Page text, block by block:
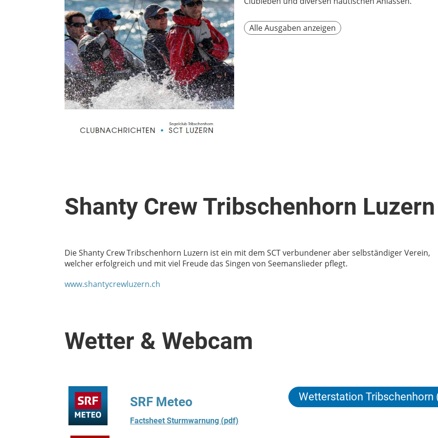
Alle Ausgaben anzeigen
Shanty Crew Tribschenhorn
Die Shanty Crew Tribschenhorn Luzern ist ein mit dem SCT verbundener aber selbständiger Verein,
welcher erfolgreich und mit viel Freude das Singen von Seemanslieder pflegt.
www.shantycrewluzern.ch
Wetter & Webcam
SRF Meteo
Factsheet Sturmwarnung (pdf)
Wetterstation Tribschenhorn